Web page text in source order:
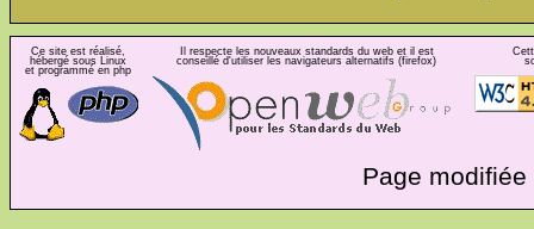
Ce site est réalisé,
hébergé sous Linux
et programmé en php
Il respecte les nouveaux standards du web et il est
conseillé d'utiliser les navigateurs alternatifs (firefox)
Page